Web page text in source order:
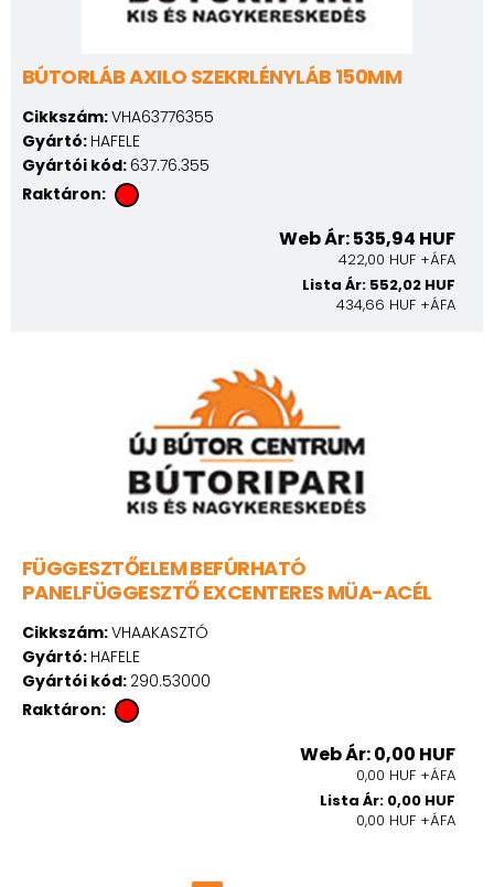
BÚTORLÁB AXILO SZEKRLÉNYLÁB 150MM
Cikkszám:VHA63776355
Gyártó: HAFELE
Gyártói kód: 637.76.355
Raktáron:
Web Ár: 535,94 HUF
422,00 HUF +ÁFA
Lista Ár: 552,02 HUF
434,66 HUF +ÁFA
FÜGGESZTŐELEM BEFÚRHATÓ
PANELFÜGGESZTŐ EXCENTERES MÜA-ACÉL
Cikkszám:VHAAKASZTÓ
Gyártó: HAFELE
Gyártói kód: 290.53000
Raktáron:
Web Ár: 0,00 HUF
0,00 HUF +ÁFA
Lista Ár: 0,00 HUF
0,00 HUF +ÁFA